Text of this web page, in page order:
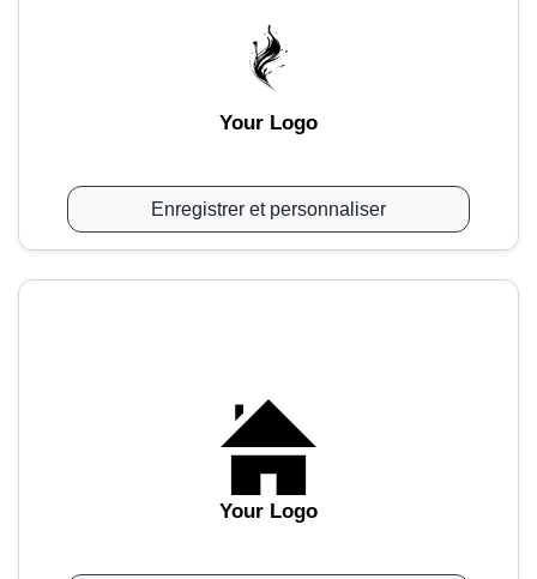
Your Logo
Enregistrer et personnaliser
Your Logo